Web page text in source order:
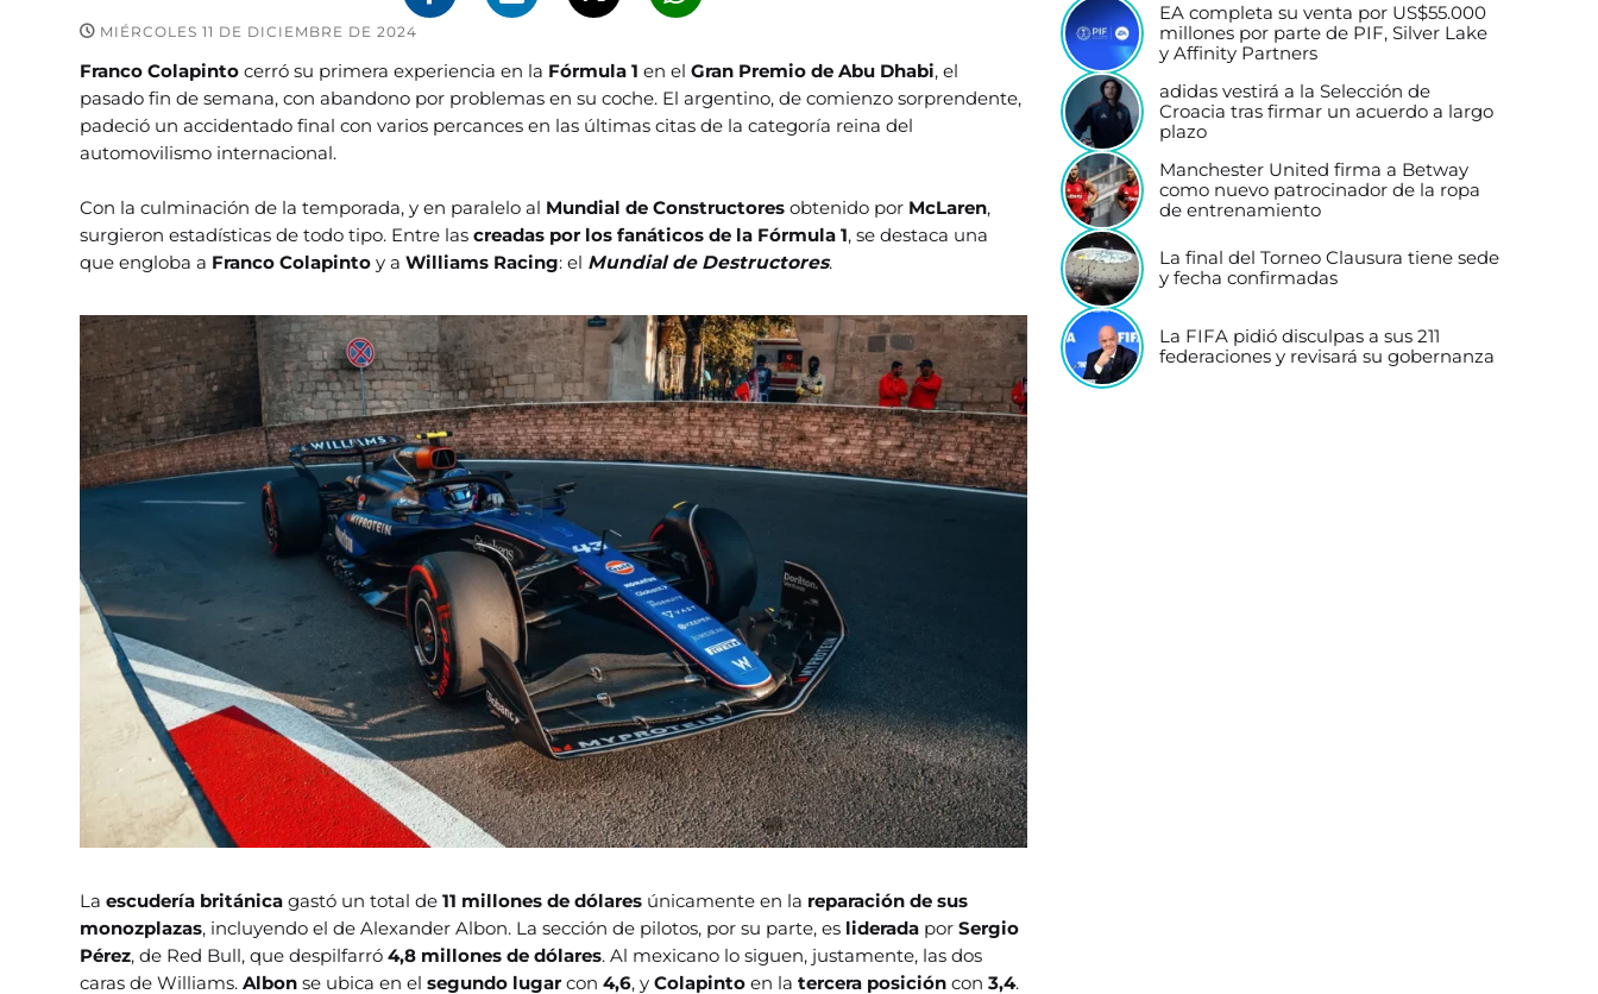
MIÉRCOLES 11 DE DICIEMBRE DE 2024
Franco Colapinto cerró su primera experiencia en la Fórmula 1en elGran Premio de Abu Dhabi, el
pasado fin de semana, con abandono por problemas en su coche. El argentino, de comienzo sorprendente,
padeció un accidentado final con varios percances en las últimas citas de la categoría reina del
automovilismo internacional.
Con la culminación de la temporada, y en paralelo al Mundial de Constructores obtenido por McLaren,
surgieron estadísticas de todo tipo. Entre lascreadas por los fanáticos de la Fórmula 1, se destaca una
que engloba a Franco Colapinto y aWilliams Racing: el Mundial de Destructores.
Laescudería británica gastó un total de11 millones de dólares únicamente en la reparación de sus
monozplazas, incluyendo el de Alexander Albon. La sección de pilotos, por su parte, es liderada porSergio
Pérez, de Red Bull, que despilfarró4,8 millones de dólares. Al mexicano lo siguen, justamente, las dos
caras de Williams.Albon se ubica en elsegundo lugarcon4,6, yColapinto en latercera posicióncon3,4.
EA completa su venta por US$55.000
millones por parte de PIF, Silver Lake
y Affinity Partners
adidas vestirá a la Selección de
Croacia tras firmar un acuerdo a largo
plazo
Manchester United firma a Betway
como nuevo patrocinador de la ropa
de entrenamiento
La final del Torneo Clausura tiene sede
y fecha confirmadas
La FIFA pidió disculpas a sus 211
federaciones y revisará su gobernanza